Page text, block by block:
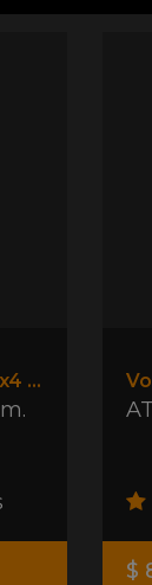
Renault Koleos Privilege 4x4 Cvt
AT
$